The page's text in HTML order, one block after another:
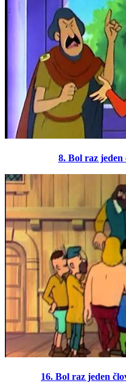
8. Bol raz jeden
16. Bol raz jeden